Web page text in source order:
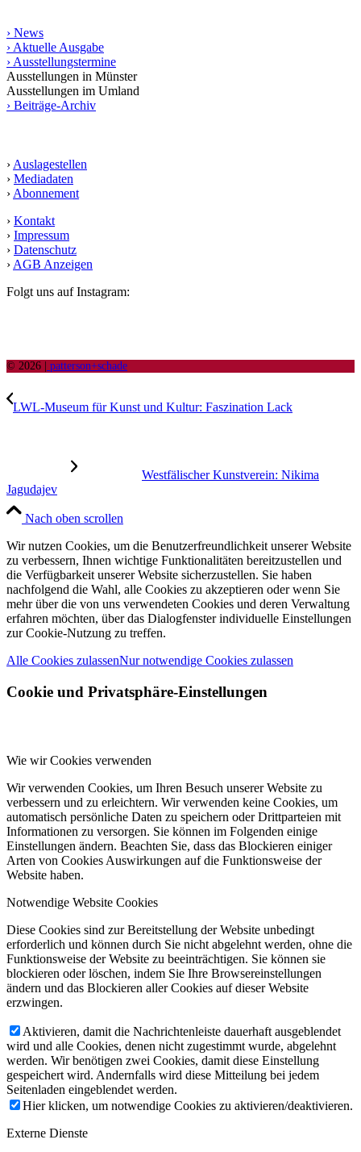
› News
› Aktuelle Ausgabe
› Ausstellungstermine
Ausstellungen in Münster
Ausstellungen im Umland
› Beiträge-Archiv
› Auslagestellen
› Mediadaten
› Abonnement
› Kontakt
› Impressum
› Datenschutz
› AGB Anzeigen
Folgt uns auf Instagram:
© 2026 | patterson+schade
LWL-Museum für Kunst und Kultur: Faszination Lack
Westfälischer Kunstverein: Nikima
Jagudajev
Nach oben scrollen
Wir nutzen Cookies, um die Benutzerfreundlichkeit unserer Website
zu verbessern, Ihnen wichtige Funktionalitäten bereitzustellen und
die Verfügbarkeit unserer Website sicherzustellen. Sie haben
nachfolgend die Wahl, alle Cookies zu akzeptieren oder wenn Sie
mehr über die von uns verwendeten Cookies und deren Verwaltung
erfahren möchten, über das Dialogfenster individuelle Einstellungen
zur Cookie-Nutzung zu treffen.
Alle Cookies zulassenNur notwendige Cookies zulassen
Cookie und Privatsphäre-Einstellungen
Wie wir Cookies verwenden
Wir verwenden Cookies, um Ihren Besuch unserer Website zu
verbessern und zu erleichtern. Wir verwenden keine Cookies, um
automatisch persönliche Daten zu speichern oder Drittparteien mit
Informationen zu versorgen. Sie können im Folgenden einige
Einstellungen ändern. Beachten Sie, dass das Blockieren einiger
Arten von Cookies Auswirkungen auf die Funktionsweise der
Website haben.
Notwendige Website Cookies
Diese Cookies sind zur Bereitstellung der Website unbedingt
erforderlich und können durch Sie nicht abgelehnt werden, ohne die
Funktionsweise der Website zu beeinträchtigen. Sie können sie
blockieren oder löschen, indem Sie Ihre Browsereinstellungen
ändern und das Blockieren aller Cookies auf dieser Website
erzwingen.
Aktivieren, damit die Nachrichtenleiste dauerhaft ausgeblendet
wird und alle Cookies, denen nicht zugestimmt wurde, abgelehnt
werden. Wir benötigen zwei Cookies, damit diese Einstellung
gespeichert wird. Andernfalls wird diese Mitteilung bei jedem
Seitenladen eingeblendet werden.
Hier klicken, um notwendige Cookies zu aktivieren/deaktivieren.
Externe Dienste